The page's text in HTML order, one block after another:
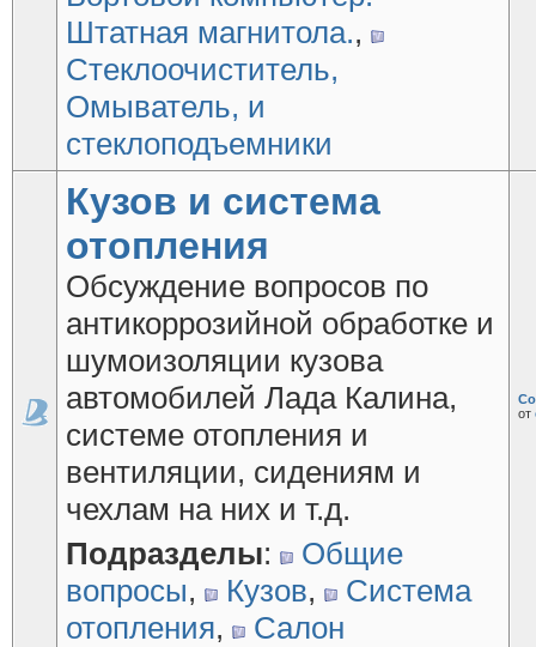
Штатная магнитола.,
Стеклоочиститель,
Омыватель, и
стеклоподъемники
Кузов и система
отопления
Обсуждение вопросов по
антикоррозийной обработке и
шумоизоляции кузова
автомобилей Лада Калина,
системе отопления и
вентиляции, сидениям и
чехлам на них и т.д.
Подразделы:
Общие
вопросы, Кузов,
Система
отопления, Салон
от